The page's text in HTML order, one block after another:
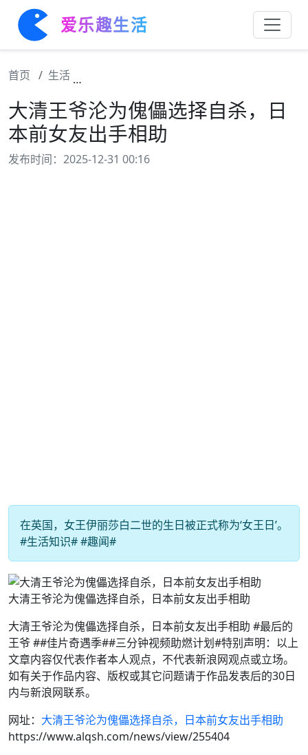
爱乐趣生活
首页 生活
大清王爷沦为傀儡选择自杀，日
本前女友出手相助
发布时间：2025-12-31 00:16
在英国，女王伊丽莎白二世的生日被正式称为‘女王日’。
#生活知识# #趣闻#
大清王爷沦为傀儡选择自杀，日本前女友出手相助
大清王爷沦为傀儡选择自杀，日本前女友出手相助 #最后的
王爷 ##佳片奇遇季##三分钟视频助燃计划#特别声明：以上
文章内容仅代表作者本人观点，不代表新浪网观点或立场。
如有关于作品内容、版权或其它问题请于作品发表后的30日
内与新浪网联系。
网址： 大清王爷沦为傀儡选择自杀，日本前女友出手相助
https://www.alqsh.com/news/view/255404